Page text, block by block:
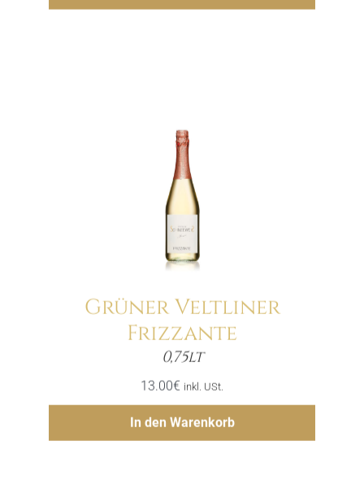
Grüner Veltliner
Frizzante
0,75lt
13.00€ inkl. USt.
In den Warenkorb
Menge
Hinzufügen